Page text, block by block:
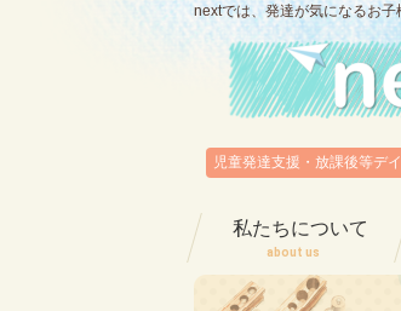
nextでは、発達が気になるお
児童発達支援・放課後等デ
私たちについて
about us